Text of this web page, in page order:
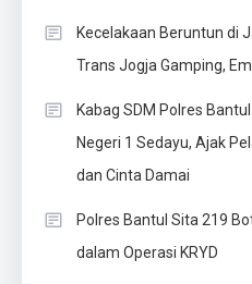
Kecelakaan Beruntun di
Trans Jogja Gamping,
Kabag SDM Polres
Negeri 1 Sedayu, Ajak
dan Cinta Damai
Polres Bantul Sita 219
dalam Operasi KRYD